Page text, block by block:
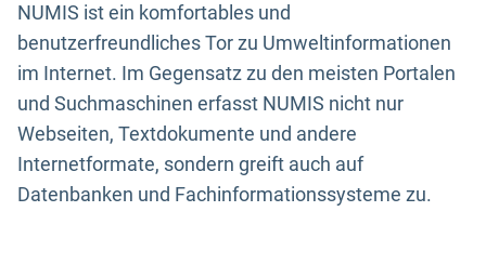
NUMIS ist ein komfortables und
benutzerfreundliches Tor zu Umweltinformationen
im Internet. Im Gegensatz zu den meisten Portalen
und Suchmaschinen erfasst NUMIS nicht nur
Webseiten, Textdokumente und andere
Internetformate, sondern greift auch auf
Datenbanken und Fachinformationssysteme zu.